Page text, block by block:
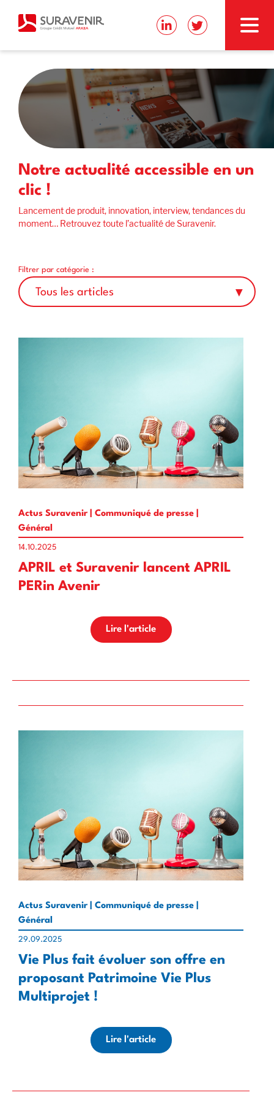
Notre actualité accessible en un
clic !
Lancement de produit, innovation, interview, tendances du
moment… Retrouvez toute l’actualité de Suravenir.
Filtrer par catégorie :
Tous les articles
Actus Suravenir | Communiqué de presse |
Général
14.10.2025
APRIL et Suravenir lancent APRIL
PERin Avenir
Lire l'article
Actus Suravenir | Communiqué de presse |
Général
29.09.2025
Vie Plus fait évoluer son offre en
proposant Patrimoine Vie Plus
Multiprojet !
Lire l'article